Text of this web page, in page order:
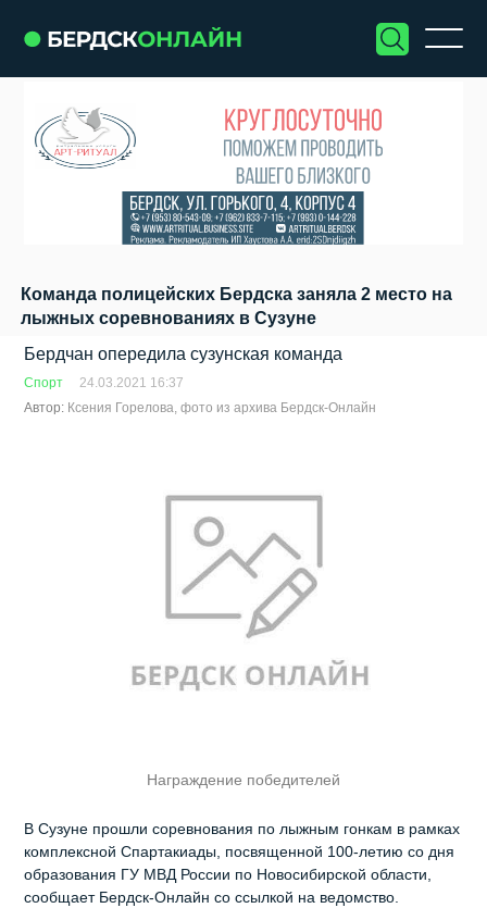
Команда полицейских Бердска заняла 2 место на
лыжных соревнованиях в Сузуне
Бердчан опередила сузунская команда
Спорт
24.03.2021 16:37
Автор: Ксения Горелова, фото из архива Бердск-Онлайн
Награждение победителей
В Сузуне прошли соревнования по лыжным гонкам в рамках
комплексной Спартакиады, посвященной 100-летию со дня
образования ГУ МВД России по Новосибирской области,
сообщает Бердск-Онлайн со ссылкой на ведомство.